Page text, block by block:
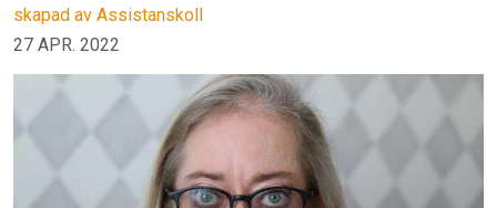
skapad av Assistanskoll
27 APR. 2022